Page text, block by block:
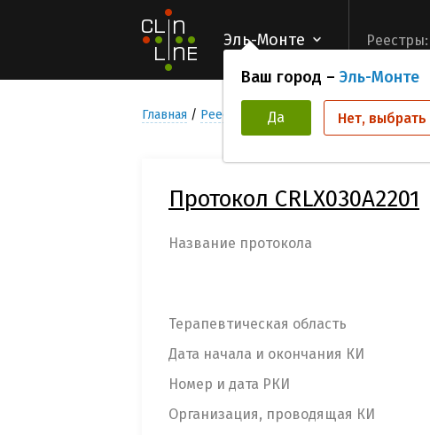
Эль-Монте
Ваш город – Эль-Монте
Да Нет, выбрать
Реестры:
Главная Реестр Клинических исследований
Протокол CRLX030A2201
Название протокола
Терапевтическая область
Дата начала и окончания КИ
Номер и дата РКИ
Организация, проводящая КИ